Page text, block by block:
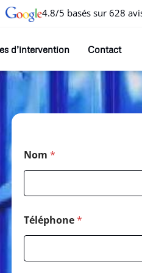
4.8/5 basés sur 628
d’intervention Contact
Nom *
Téléphone*